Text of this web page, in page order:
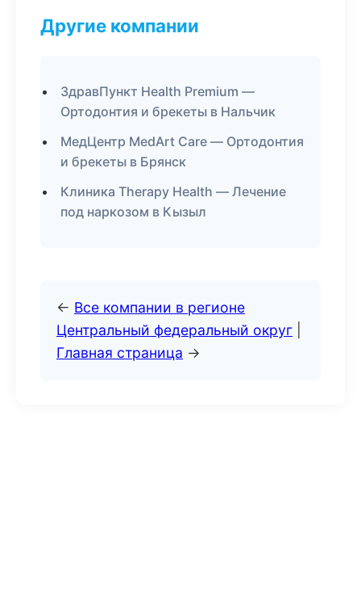
Другие компании
ЗдравПункт Health Premium —
Ортодонтия и брекеты в Нальчик
МедЦентр MedArt Care — Ортодонтия
и брекеты в Брянск
Клиника Therapy Health — Лечение
под наркозом в Кызыл
← Все компании в регионе
Центральный федеральный округ
Главная страница →